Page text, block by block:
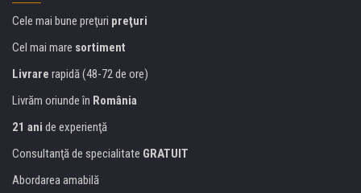
Cele mai bune preţuri preţuri
Cel mai mare sortiment
Livrare rapidă (48-72 de ore)
Livrăm oriunde în România
21 ani de experienţă
Consultanţă de specialitate GRATUIT
Abordarea amabilă